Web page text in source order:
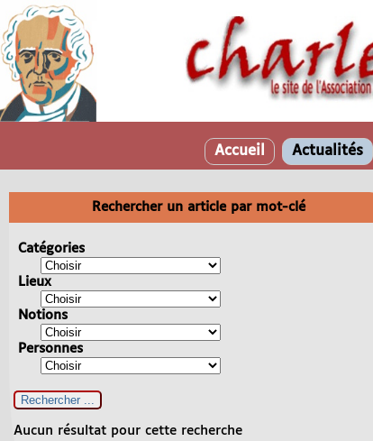
Accueil Actualités
Rechercher un article par mot-clé
Catégories
Lieux
Notions
Personnes
Aucun résultat pour cette recherche